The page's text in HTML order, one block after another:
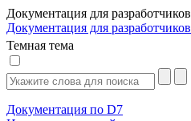
Документация для разработчиков
Документация для разработчиков
Темная тема
Документация по D7